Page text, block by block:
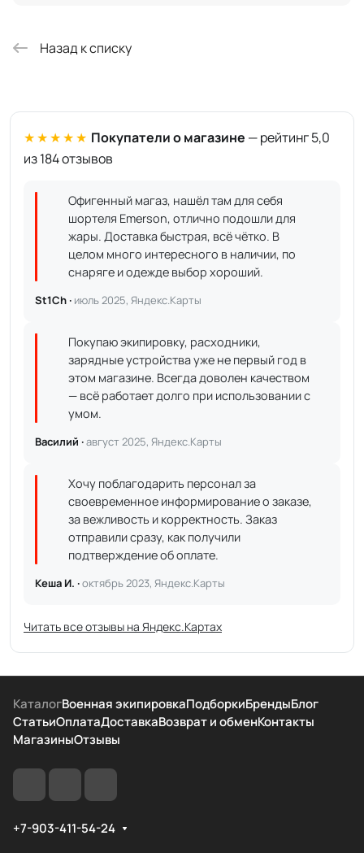
Назад к списку
★★★★★ Покупатели о магазине — рейтинг 5,0
из 184 отзывов
Офигенный магаз, нашёл там для себя
шортеля Emerson, отлично подошли для
жары. Доставка быстрая, всё чётко. В
целом много интересного в наличии, по
снаряге и одежде выбор хороший.
St1Ch · июль 2025, Яндекс.Карты
Покупаю экипировку, расходники,
зарядные устройства уже не первый год в
этом магазине. Всегда доволен качеством
— всё работает долго при использовании с
умом.
Василий ·август 2025, Яндекс.Карты
Хочу поблагодарить персонал за
своевременное информирование о заказе,
за вежливость и корректность. Заказ
отправили сразу, как получили
подтверждение об оплате.
Кеша И. ·октябрь 2023, Яндекс.Карты
Читать все отзывы на Яндекс.Картах
КаталогВоенная экипировкаПодборкиБрендыБлог
СтатьиОплатаДоставкаВозврат и обменКонтакты
МагазиныОтзывы
+7-903-411-54-24